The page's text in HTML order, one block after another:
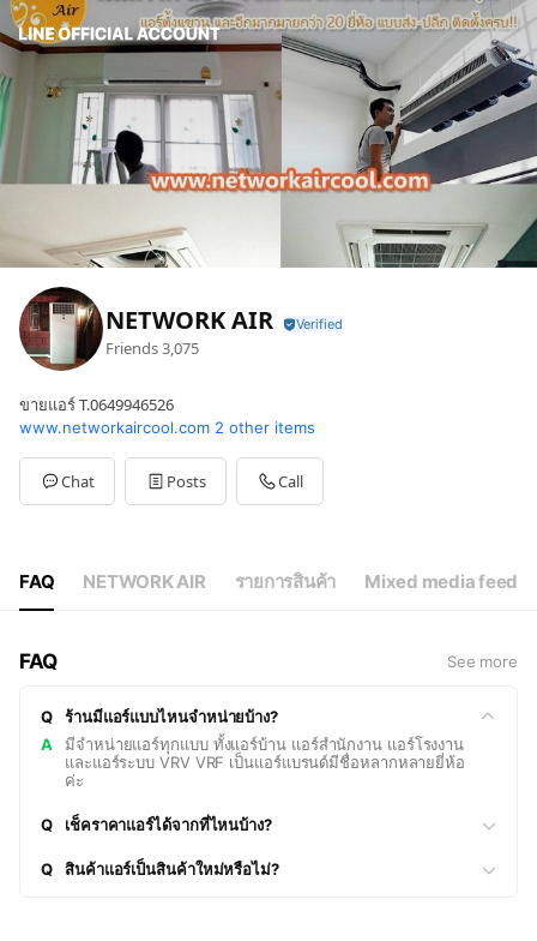
NETWORK AIR
Friends3,075
ขายแอร์ T.0649946526
www.networkaircool.com 2 other items
Chat Posts Call
FAQ NETWORK AIR รายการสินค้า Mixed media feed
FAQ See more
Q
ร้านมีแอร์แบบไหนจำหน่ายบ้าง?
A
มีจำหน่ายแอร์ทุกแบบ ทั้งแอร์บ้าน แอร์สำนักงาน แอร์โรงงาน
และแอร์ระบบ VRV VRF เป็นแอร์แบรนด์มีชื่อหลากหลายยี่ห้อ
ค่ะ
Q เช็คราคาแอร์ได้จากที่ไหนบ้าง?
Q สินค้าแอร์เป็นสินค้าใหม่หรือไม่?